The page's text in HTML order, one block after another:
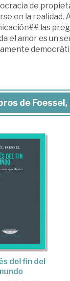
de
en la realidad.
las
el amor es un
de Foessel,
del fin del